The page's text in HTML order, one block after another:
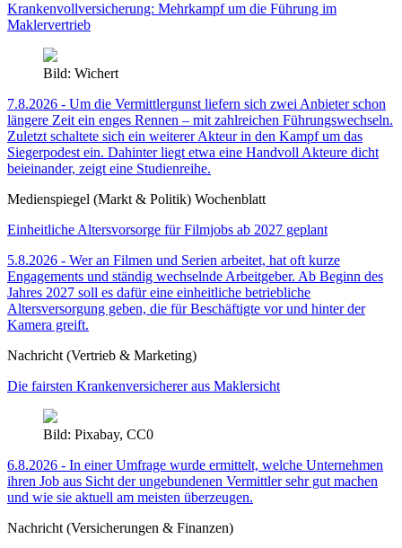
Krankenvollversicherung: Mehrkampf um die Führung im
Maklervertrieb
Bild: Wichert
7.8.2026 - Um die Vermittlergunst liefern sich zwei Anbieter schon
längere Zeit ein enges Rennen – mit zahlreichen Führungswechseln.
Zuletzt schaltete sich ein weiterer Akteur in den Kampf um das
Siegerpodest ein. Dahinter liegt etwa eine Handvoll Akteure dicht
beieinander, zeigt eine Studienreihe.
Medienspiegel (Markt & Politik) Wochenblatt
Einheitliche Altersvorsorge für Filmjobs ab 2027 geplant
5.8.2026 - Wer an Filmen und Serien arbeitet, hat oft kurze
Engagements und ständig wechselnde Arbeitgeber. Ab Beginn des
Jahres 2027 soll es dafür eine einheitliche betriebliche
Altersversorgung geben, die für Beschäftigte vor und hinter der
Kamera greift.
Nachricht (Vertrieb & Marketing)
Die fairsten Krankenversicherer aus Maklersicht
Bild: Pixabay, CC0
6.8.2026 - In einer Umfrage wurde ermittelt, welche Unternehmen
ihren Job aus Sicht der ungebundenen Vermittler sehr gut machen
und wie sie aktuell am meisten überzeugen.
Nachricht (Versicherungen & Finanzen)